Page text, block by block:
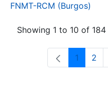
FNMT-RCM (Burgos)
Showing 1 to 10 of 184
Page
1 2